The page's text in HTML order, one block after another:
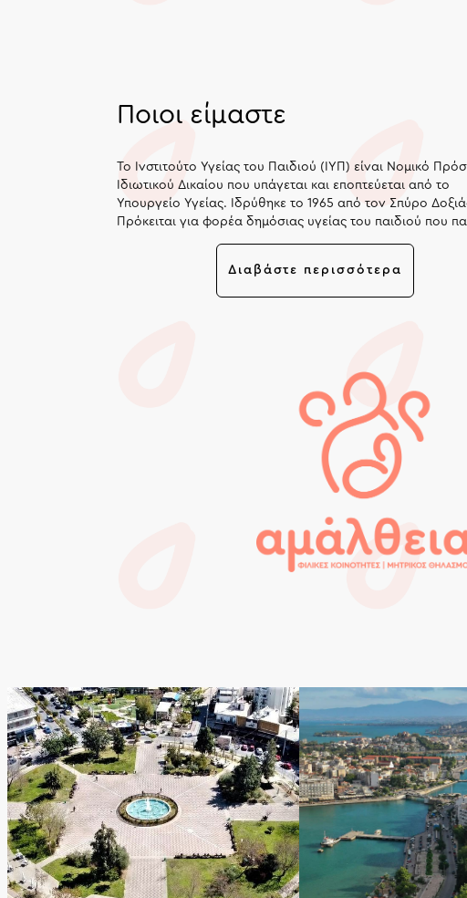
Ποιοι είμαστε
Το Ινστιτούτο Υγείας του Παιδιού (ΙΥΠ) είναι Νομικό
Ιδιωτικού Δικαίου που υπάγεται και εποπτεύεται από το
Υπουργείο Υγείας. Ιδρύθηκε το 1965 από τον Σπύρο
Πρόκειται για φορέα δημόσιας υγείας του παιδιού που
πεδίο της υγείας του παιδιού.Διαβάστε περισσότερα